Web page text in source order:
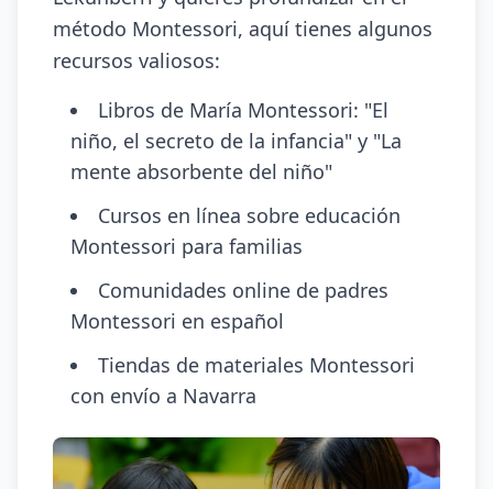
método Montessori, aquí tienes algunos
recursos valiosos:
Libros de María Montessori: "El
niño, el secreto de la infancia" y "La
mente absorbente del niño"
Cursos en línea sobre educación
Montessori para familias
Comunidades online de padres
Montessori en español
Tiendas de materiales Montessori
con envío a Navarra